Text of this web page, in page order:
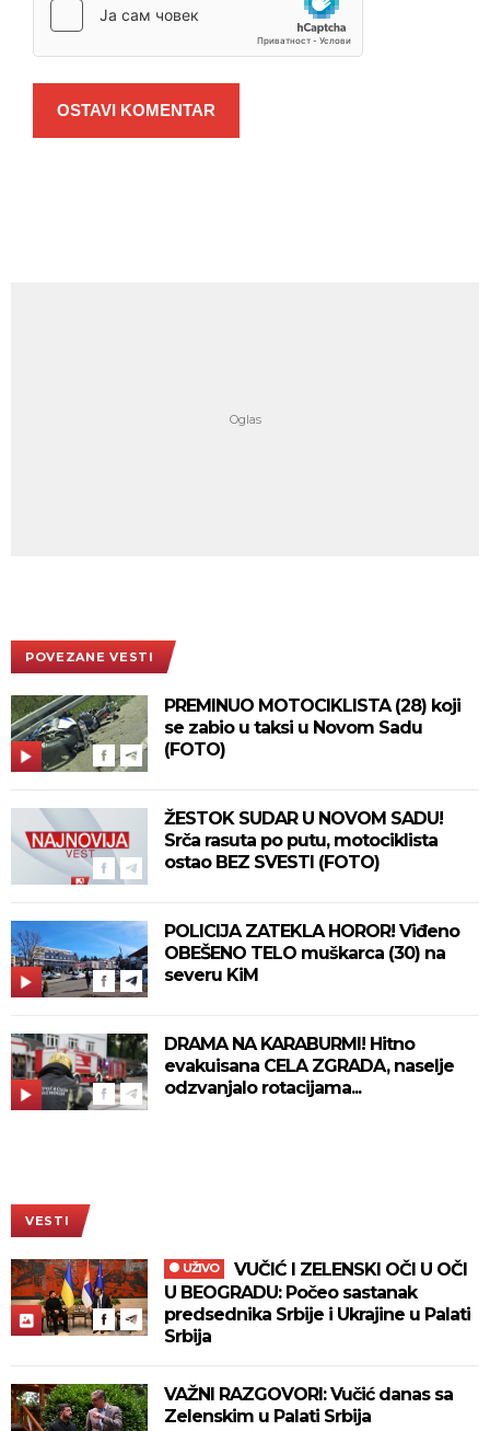
OSTAVI KOMENTAR
POVEZANE VESTI
PREMINUO MOTOCIKLISTA (28) koji
se zabio u taksi u Novom Sadu
(FOTO)
ŽESTOK SUDAR U NOVOM SADU!
Srča rasuta po putu, motociklista
ostao BEZ SVESTI (FOTO)
POLICIJA ZATEKLA HOROR! Viđeno
OBEŠENO TELO muškarca (30) na
severu KiM
DRAMA NA KARABURMI! Hitno
evakuisana CELA ZGRADA, naselje
odzvanjalo rotacijama...
VESTI
UŽIVO
U BEOGRADU: Počeo sastanak
predsednika Srbije i Ukrajine u Palati
Srbija
VAŽNI RAZGOVORI: Vučić danas sa
Zelenskim u Palati Srbija